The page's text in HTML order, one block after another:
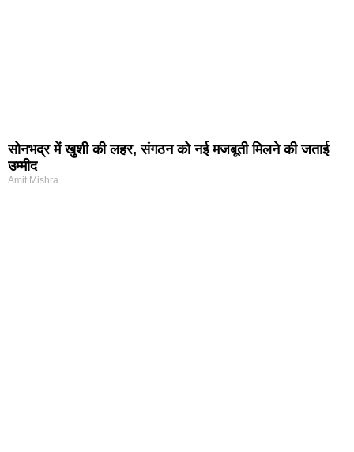
सोनभद्र में खुशी की लहर, संगठन को नई मजबूती मिलने की जताई
उम्मीद
Amit Mishra